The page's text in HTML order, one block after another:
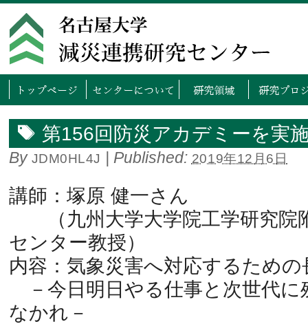
トップページ センタ
第156回防災アカデミーを実
By JDM0HL4J | Published: 2019年12月6日
講師：塚原 健一さん
（九州大学大学院工学研究院
センター教授）
内容：気象災害へ対応するための
－今日明日やる仕事と次世代に
なかれ－